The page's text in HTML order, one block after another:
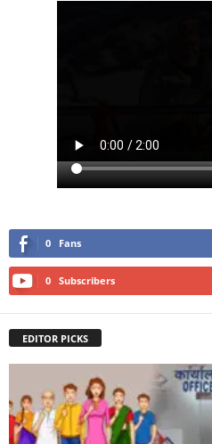
0 Fans
0 Subscribers
EDITOR PICKS